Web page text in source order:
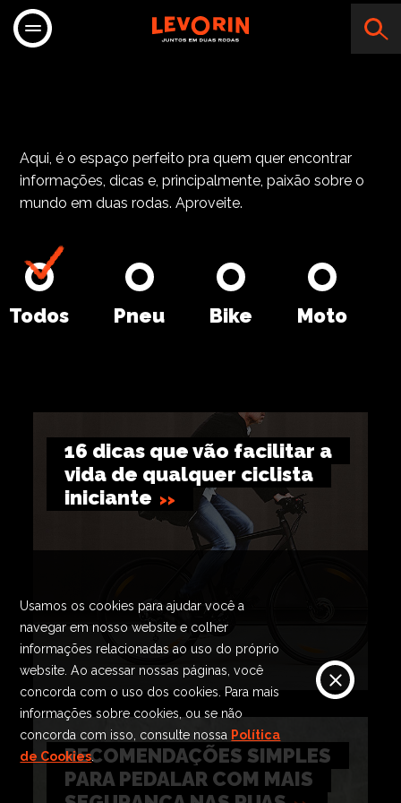
Aqui, é o espaço perfeito pra quem quer encontrar
informações, dicas e, principalmente, paixão sobre o
mundo em duas rodas. Aproveite.
Todos Pneu Bike Moto
16 dicas que vão facilitar a
vida de qualquer ciclista
iniciante
RECOMENDAÇÕES SIMPLES
PARA PEDALAR COM MAIS
Usamos os cookies para ajudar você a
navegar em nosso website e colher
informações relacionadas ao uso do próprio
website. Ao acessar nossas páginas, você
concorda com o uso dos cookies. Para mais
informações sobre cookies, ou se não
concorda com isso, consulte nossa Política
de Cookies.